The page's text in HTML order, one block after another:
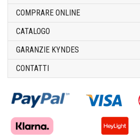
COMPRARE ONLINE
CATALOGO
GARANZIE KYNDES
CONTATTI